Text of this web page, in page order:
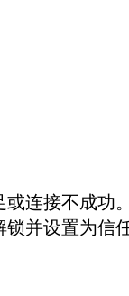
连接不成功
并设置为信任